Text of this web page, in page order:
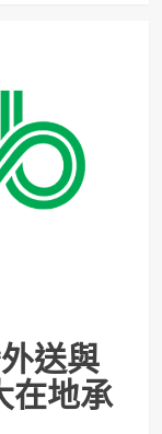
送與
在地承